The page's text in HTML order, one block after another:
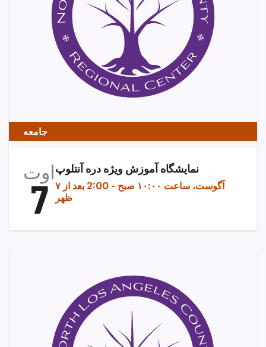
جامعه
اوت
7
نمایشگاه آموزش ویژه دره آنتلوپ
۷ آگوست، ساعت ۱۰:۰۰ صبح -
2:00 بعد از
ظهر